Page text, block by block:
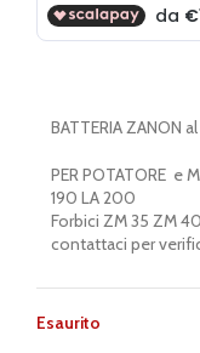
BATTERIA ZANON
PER POTATORE e
190 LA 200
Forbici ZM 35 ZM 40
contattaci per
Esaurito